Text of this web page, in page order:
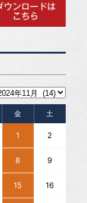
金 土
1 2
8 9
15 16